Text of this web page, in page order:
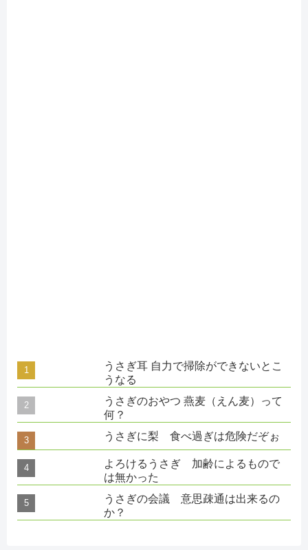
うさぎ耳 自力で掃除ができないとこ
うなる
うさぎのおやつ 燕麦（えん麦）って
何？
うさぎに梨 食べ過ぎは危険だぞぉ
よろけるうさぎ 加齢によるもので
は無かった
うさぎの会議 意思疎通は出来るの
か？